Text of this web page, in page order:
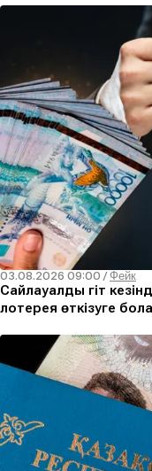
03.08.2026 09:00 /Фейк
Сайлауалды үгіт
лотерея өткізуге